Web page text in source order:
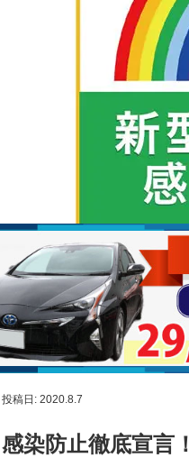
投稿日: 2020.8.7
感染防止徹底宣言！